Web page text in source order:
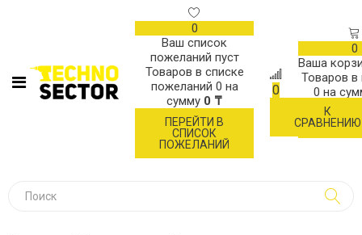
0
Ваш список
пожеланий пуст
Товаров в списке
пожеланий 0 на
сумму 0 ₸
ПЕРЕЙТИ В
СПИСОК
ПОЖЕЛАНИЙ
0
К
СРАВНЕНИЮ
0
Ваша
Товаров в
0 на